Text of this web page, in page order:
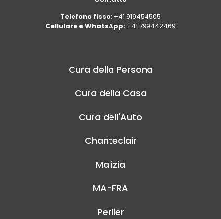
Telefono fisso: +41 919454505
Cellulare e WhatsApp: +41 799442469
Cura della Persona
Cura della Casa
Cura dell'Auto
Chanteclair
Malizia
MA-FRA
Perlier